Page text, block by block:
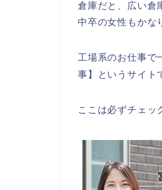
倉庫だと、広い倉
中卒の女性もかな
工場系のお仕事で
事】
というサイト
ここは必ずチェッ